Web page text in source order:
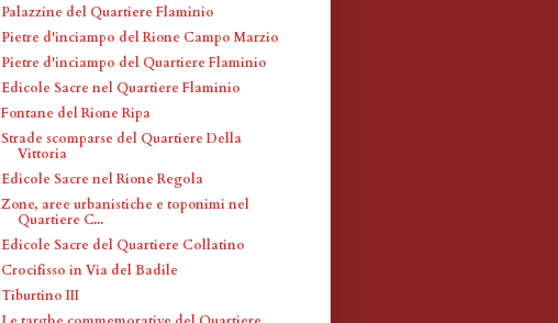
Palazzine del Quartiere Flaminio
Pietre d'inciampo del Rione Campo Marzio
Pietre d'inciampo del Quartiere Flaminio
Edicole Sacre nel Quartiere Flaminio
Fontane del Rione Ripa
Strade scomparse del Quartiere Della
Vittoria
Edicole Sacre nel Rione Regola
Zone, aree urbanistiche e toponimi nel
Quartiere C...
Edicole Sacre del Quartiere Collatino
Crocifisso in Via del Badile
Tiburtino III